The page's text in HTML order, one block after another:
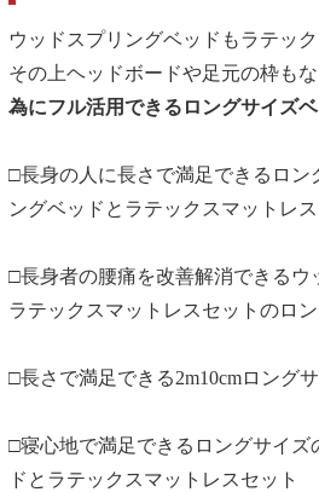
ウッドスプリングベッドもラテッ
その上ヘッドボードや足元の枠も
為にフル活用できるロングサイズ
□長身の人に長さで満足できるロン
ングベッドとラテックスマットレス
□長身者の腰痛を改善解消できるウ
ラテックスマットレスセットのロ
□長さで満足できる2m10cmロング
□寝心地で満足できるロングサイズ
ドとラテックスマットレスセット